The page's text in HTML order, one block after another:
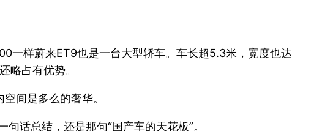
一样蔚来ET9也是一台大型轿车。车长超5.3米，宽度也达
略占有优势。
间是多么的奢华。
话总结，还是那句“国产车的天花板”。